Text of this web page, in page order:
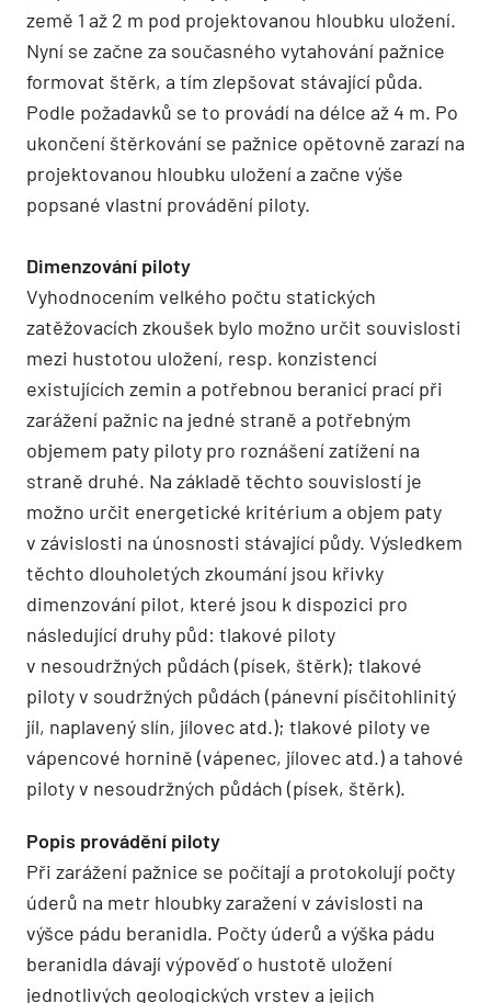
země 1 až 2 m pod projektovanou hloubku uložení.
Nyní se začne za současného vytahování pažnice
formovat štěrk, a tím zlepšovat stávající půda.
Podle požadavků se to provádí na délce až 4 m. Po
ukončení štěrkování se pažnice opětovně zarazí na
projektovanou hloubku uložení a začne výše
popsané vlastní provádění piloty.
Dimenzování piloty
Vyhodnocením velkého počtu statických
zatěžovacích zkoušek bylo možno určit souvislosti
mezi hustotou uložení, resp. konzistencí
existujících zemin a potřebnou beranicí prací při
zarážení pažnic na jedné straně a potřebným
objemem paty piloty pro roznášení zatížení na
straně druhé. Na základě těchto souvislostí je
možno určit energetické kritérium a objem paty
v závislosti na únosnosti stávající půdy. Výsledkem
těchto dlouholetých zkoumání jsou křivky
dimenzování pilot, které jsou k dispozici pro
následující druhy půd: tlakové piloty
v nesoudržných půdách (písek, štěrk); tlakové
piloty v soudržných půdách (pánevní písčitohlinitý
jíl, naplavený slín, jílovec atd.); tlakové piloty ve
vápencové hornině (vápenec, jílovec atd.) a tahové
piloty v nesoudržných půdách (písek, štěrk).
Popis provádění piloty
Při zarážení pažnice se počítají a protokolují počty
úderů na metr hloubky zaražení v závislosti na
výšce pádu beranidla. Počty úderů a výška pádu
beranidla dávají výpověď o hustotě uložení
jednotlivých geologických vrstev a jejich